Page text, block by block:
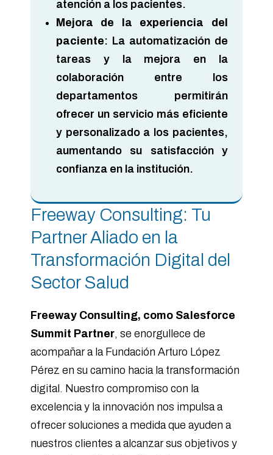
atención a los pacientes.
Mejora de la experiencia del
paciente: La automatización de
tareas y la mejora en la
colaboración entre los
departamentos permitirán
ofrecer un servicio más eficiente
y personalizado a los pacientes,
aumentando su satisfacción y
confianza en la institución.
Freeway Consulting: Tu
Partner Aliado en la
Transformación Digital del
Sector Salud
Freeway Consulting, como Salesforce
Summit Partner, se enorgullece de
acompañar a la Fundación Arturo López
Pérez en su camino hacia la transformación
digital. Nuestro compromiso con la
excelencia y la innovación nos impulsa a
ofrecer soluciones a medida que ayuden a
nuestros clientes a alcanzar sus objetivos y